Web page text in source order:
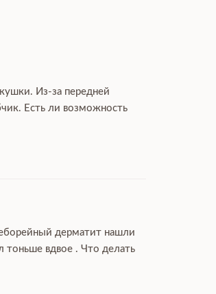
Из-за передней
Есть ли возможность
дерматит нашли
тоньше вдвое . Что делать